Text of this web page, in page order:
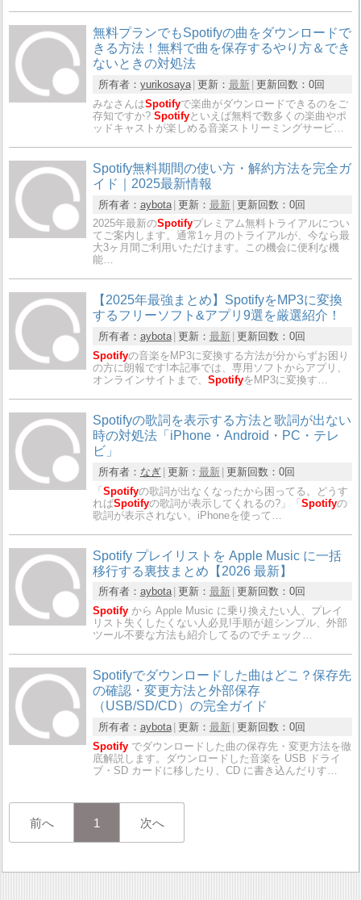
無料プランでもSpotifyの曲をダウンロードで
きる方法！無料で曲を保存するやり方＆でき
ないときの対処法
所有者： yurikosaya 更新： 最新 更新回数： 0回
みなさんはSpotifyで楽曲がダウンロードできるのをご
存知ですか?Spotifyといえば無料で数多くの楽曲やポ
ッドキャストが楽しめる音楽ストリーミングサービ…
Spotify無料期間の使い方・解約方法を完全ガ
イド｜2025最新情報
所有者： aybota 更新： 最新 更新回数： 0回
2025年最新のSpotifyプレミアム無料トライアルについ
てご案内します。通常1ヶ月のトライアルが、今なら最
大3ヶ月間ご利用いただけます。この機会に便利な機
能…
【2025年最強まとめ】SpotifyをMP3に変換
するフリーソフト&アプリ9選を厳選紹介！
所有者： aybota 更新： 最新 更新回数： 0回
Spotifyの音楽をMP3に変換する方法が分からずお困り
の方に朗報です!本記事では、専用ソフトからアプリ、
オンラインサイトまで、SpotifyをMP3に変換す…
Spotifyの歌詞を表示する方法と歌詞が出ない
時の対処法「iPhone・Android・PC・テレ
ビ」
所有者： なぎ 更新： 最新 更新回数： 0回
「Spotifyの歌詞が出なくなったから困ってる。どうす
ればSpotifyの歌詞が表示してくれるの?」「Spotifyの
歌詞が表示されない。iPhoneを使って…
Spotify プレイリストを Apple Music に一括
移行する裏技まとめ【2026 最新】
所有者： aybota 更新： 最新 更新回数： 0回
Spotify から Apple Music に乗り換えたい人、プレイ
リスト失くしたくない人必見!手順が超シンプル、外部
ツール不要な方法も紹介してるのでチェック…
Spotifyでダウンロードした曲はどこ？保存先
の確認・変更方法と外部保存
（USB/SD/CD）の完全ガイド
所有者： aybota 更新： 最新 更新回数： 0回
Spotify でダウンロードした曲の保存先・変更方法を徹
底解説します。ダウンロードした音楽を USB ドライ
ブ・SD カードに移したり、CD に書き込んだりす…
前へ 1 次へ